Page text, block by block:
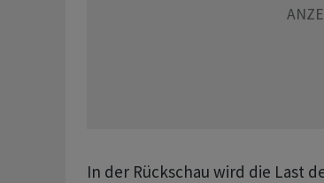
In der Rückschau wird die Last